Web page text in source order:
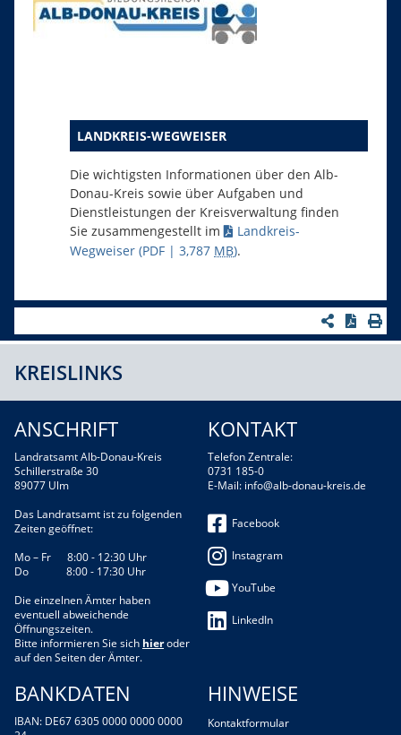
LANDKREIS-WEGWEISER
Die wichtigsten Informationen über den Alb-
Donau-Kreis sowie über Aufgaben und
Dienstleistungen der Kreisverwaltung finden
Sie zusammengestellt im
Landkreis-
Wegweiser (PDF | 3,787 MB).
KREISLINKS
ANSCHRIFT
Landratsamt Alb-Donau-Kreis
Schillerstraße 30
89077 Ulm
Das Landratsamt ist zu folgenden
Zeiten geöffnet:
Mo – Fr 8:00 - 12:30 Uhr
Do 8:00 - 17:30 Uhr
Die einzelnen Ämter haben
eventuell abweichende
Öffnungszeiten.
Bitte informieren Sie sich hieroder
auf den Seiten der Ämter.
KONTAKT
Telefon Zentrale:
0731 185-0
E-Mail: info@alb-donau-kreis.de
Facebook
Instagram
YouTube
LinkedIn
BANKDATEN
IBAN: DE67 6305 0000 0000 0000
HINWEISE
Kontaktformular